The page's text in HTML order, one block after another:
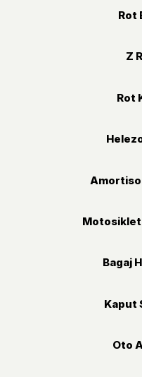
Rot
Z
Rot
Motosiklet
Bagaj
Kaput
Oto